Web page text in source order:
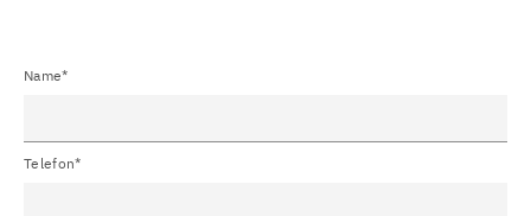
Name*
Telefon*